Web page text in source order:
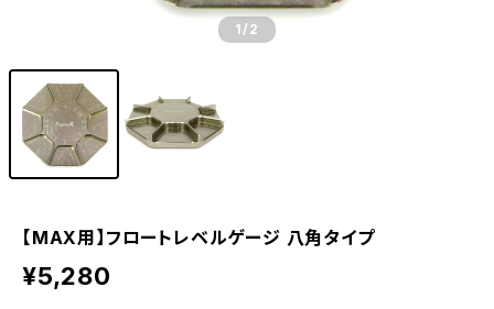
1 /2
【MAX用】フロートレベルゲージ 八角タイプ
¥5,280